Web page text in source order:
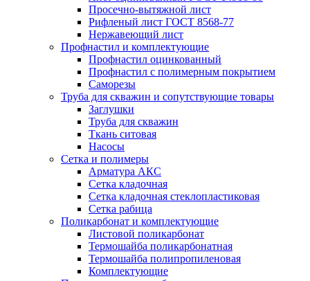
Просечно-вытяжной лист
Рифленый лист ГОСТ 8568-77
Нержавеющий лист
Профнастил и комплектующие
Профнастил оцинкованный
Профнастил с полимерным покрытием
Саморезы
Труба для скважин и сопутствующие товары
Заглушки
Труба для скважин
Ткань ситовая
Насосы
Сетка и полимеры
Арматура АКС
Сетка кладочная
Сетка кладочная стеклопластиковая
Сетка рабица
Поликарбонат и комплектующие
Листовой поликарбонат
Термошайба поликарбонатная
Термошайба полипропиленовая
Комплектующие